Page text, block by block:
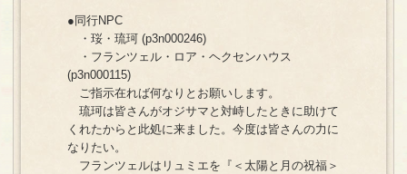
●同行NPC
・珱・琉珂 (p3n000246)
・フランツェル・ロア・ヘクセンハウス
(p3n000115)
ご指示在れば何なりとお願いします。
琉珂は皆さんがオジサマと対峙したときに助けて
くれたからと此処に来ました。今度は皆さんの力に
なりたい。
フランツェルはリュミエを『＜太陽と月の祝福＞